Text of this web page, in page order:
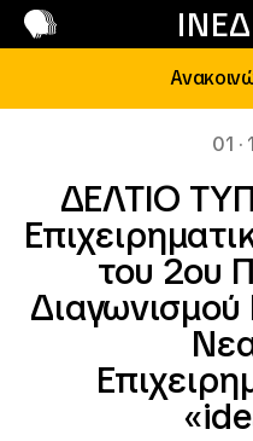
01 ·
ΔΕΛΤΙΟ
του 2ου
Διαγωνισμού